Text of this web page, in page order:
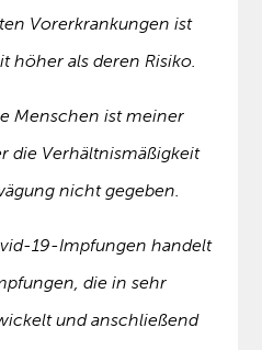
Vorerkrankungen ist
höher als deren Risiko.
Menschen ist meiner
die Verhältnismäßigkeit
nicht gegeben.
19-Impfungen handelt
die in sehr
und anschließend